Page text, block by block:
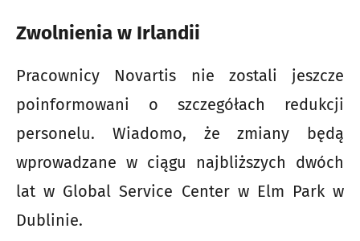
Zwolnienia w Irlandii
Pracownicy Novartis nie zostali jeszcze
poinformowani o szczegółach redukcji
personelu. Wiadomo, że zmiany będą
wprowadzane w ciągu najbliższych dwóch
lat w Global Service Center w Elm Park w
Dublinie.